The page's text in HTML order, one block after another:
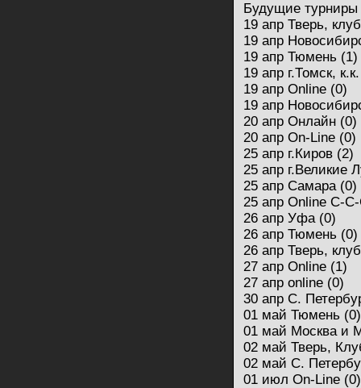
Будущие турниры
19 апр Тверь,
19 апр
19 апр Тюмень (1)
19 апр г.Томск,
19 апр Online (0)
19 апр
20 апр Онлайн (0)
20 апр On-Line (0)
25 апр г.Киров (2)
25 апр г.Великие
25 апр Самара (0)
25 апр Online C-
26 апр Уфа (0)
26 апр Тюмень (0)
26 апр Тверь,
27 апр Online (1)
27 апр online (0)
30 апр С.
01 май Тюмень (0)
01 май Москва и
02 май Тверь,
02 май С.
01 июл On-Line (0)